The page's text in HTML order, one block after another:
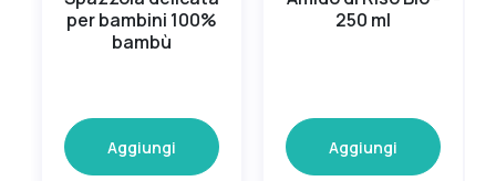
per bambini 100%
bambù
Aggiungi
250 ml
Aggiungi